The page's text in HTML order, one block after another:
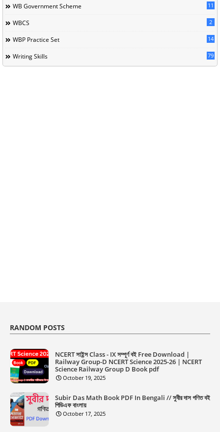
WB Government Scheme 11
WBCS 2
WBP Practice Set 14
Writing Skills 79
RANDOM POSTS
NCERT সাইন্স Class - IX সম্পূর্ণ বই Free Download |
Railway Group-D NCERT Science 2025-26 | NCERT
Science Railway Group D Book pdf
October 19, 2025
Subir Das Math Book PDF In Bengali // সুবীর দাস গণিত বই
পিডিএফ বাংলায়
October 17, 2025